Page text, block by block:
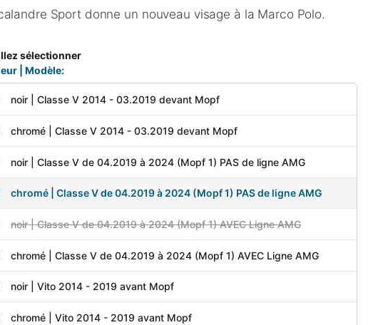
Sport donne un nouveau visage à la Marco Polo.
sélectionner
| Modèle:
noir | Classe V 2014 - 03.2019 devant Mopf
chromé | Classe V 2014 - 03.2019 devant Mopf
noir | Classe V de 04.2019 à 2024 (Mopf 1) PAS de ligne AMG
chromé | Classe V de 04.2019 à 2024 (Mopf 1) PAS de ligne AMG
noir | Classe V de 04.2019 à 2024 (Mopf 1) AVEC Ligne AMG
chromé | Classe V de 04.2019 à 2024 (Mopf 1) AVEC Ligne AMG
noir | Vito 2014 - 2019 avant Mopf
chromé | Vito 2014 - 2019 avant Mopf